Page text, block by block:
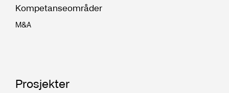
Kompetanseområder
M&A
Arntzen Grette
Fast advokat
2022 - 2025
Prosjekter